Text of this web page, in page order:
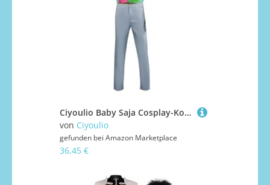
Ciyoulio Baby Saja Cosplay-Kostüm Mystery Jinu Abby Anime Cosplay-Uniform Komplettset Rollenspiel-Outfits Kostüme Halloween-Karneval-Party-Kostüm
von Ciyoulio
gefunden bei Amazon Marketplace
36,45 €